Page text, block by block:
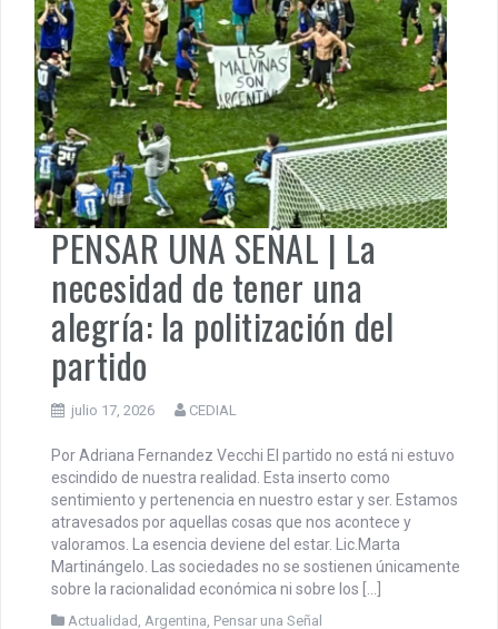
COYUNTURA,Opiniòn,Política
PENSAR UNA SEÑAL | La
necesidad de tener una
alegría: la politización del
partido
julio 17, 2026 CEDIAL
Por Adriana Fernandez Vecchi El partido no está ni estuvo